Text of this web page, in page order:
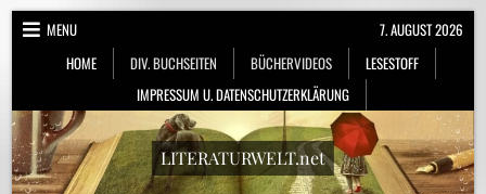
Skip
MENU
HOME
DIV. BUCHSEITEN BÜCHERVIDEOS
LESESTOFF
IMPRESSUM U. DATENSCHUTZERKLÄRUNG
7. AUGUST 2026
LITERATURWELT.net